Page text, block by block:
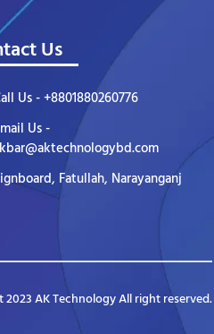
Us
Us - +8801880260776
Us -
Fatullah, Narayanganj
AK Technology All right reserved.